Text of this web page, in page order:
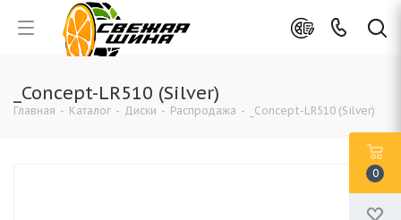
_Concept-LR510 (Silver)
Главная - Каталог - Диски - Распродажа - _Concept-LR510 (Silver)
0